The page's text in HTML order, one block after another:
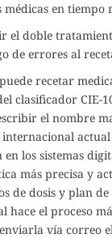
médicas en tiempo
el doble
de errores al
recetar
clasificador CIE-
el nombre
internacional
en los sistemas
más precisa y
de dosis y plan de
hace el proceso
vía correo